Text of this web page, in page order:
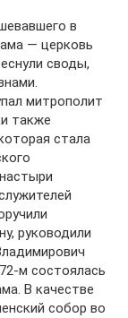
в
— церковь
своды,
митрополит
также
стала
руководили
м состоялась
В качестве
собор во